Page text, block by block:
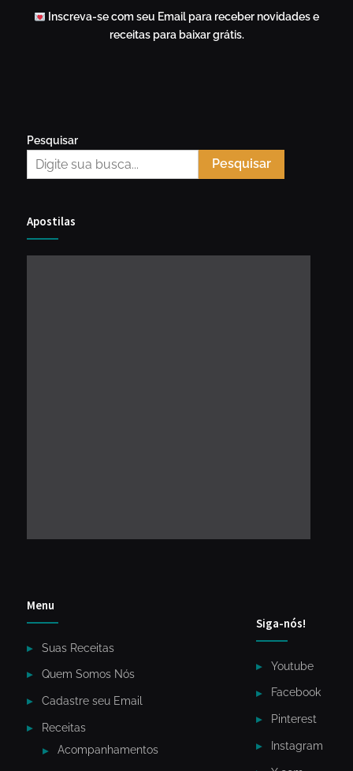
Inscreva-se com seu Email para receber novidades e
receitas para baixar grátis.
Pesquisar
Pesquisar
Apostilas
Menu
Suas Receitas
Quem Somos Nós
Cadastre seu Email
Receitas
Acompanhamentos
Siga-nós!
Youtube
Facebook
Pinterest
Instagram